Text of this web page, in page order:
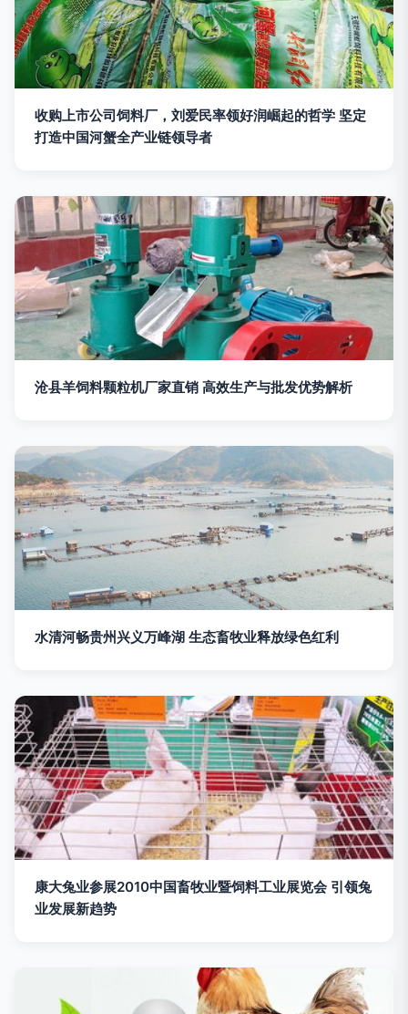
收购上市公司饲料厂，刘爱民率领好润崛起的哲学 坚定
打造中国河蟹全产业链领导者
沧县羊饲料颗粒机厂家直销 高效生产与批发优势解析
水清河畅贵州兴义万峰湖 生态畜牧业释放绿色红利
康大兔业参展2010中国畜牧业暨饲料工业展览会 引领兔
业发展新趋势